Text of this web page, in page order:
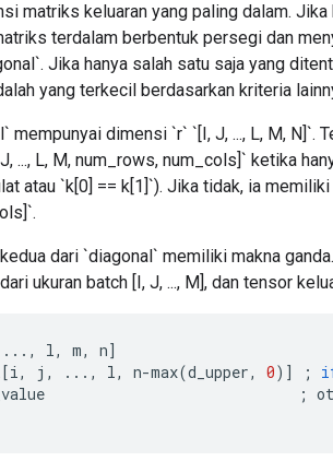
matriks keluaran yang paling dalam.
terdalam berbentuk persegi dan
Jika hanya salah satu saja yang
yang terkecil berdasarkan kriteria
mempunyai dimensi `r` `[I, J, ..., L, M, N]`.
..., L, M, num_rows, num_cols]` ketika
atau `k[0] == k[1]`). Jika tidak, ia
dari `diagonal` memiliki makna
ukuran batch [I, J, ..., M], dan tensor
..., l, m, n]
[i, j , ..., l, n-max(d_upper, 0) ] ;
;